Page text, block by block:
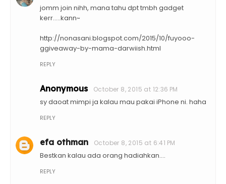
jomm join nihh, mana tahu dpt tmbh gadget
kerr.....kann~
http://nonasani.blogspot.com/2015/10/fuyooo-
ggiveaway-by-mama-darwiish.html
REPLY
Anonymous October 8, 2015 at 12:36 PM
sy daoat mimpi ja kalau mau pakai iPhone ni. haha
REPLY
efa othman October 8, 2015 at 6:41 PM
Bestkan kalau ada orang hadiahkan....
REPLY